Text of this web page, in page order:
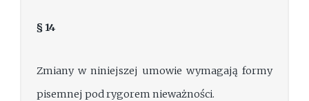
§ 14
Zmiany w niniejszej umowie wymagają formy
pisemnej pod rygorem nieważności.